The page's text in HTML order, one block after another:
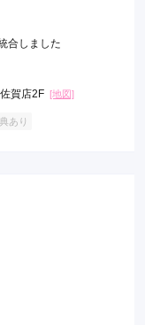
合しました
賀店2F [地図]
あり